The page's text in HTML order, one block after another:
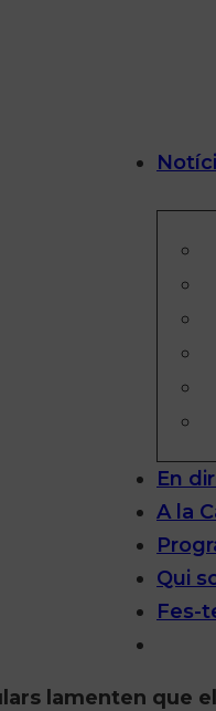
En
A la
Qui
Fes-
lamenten que